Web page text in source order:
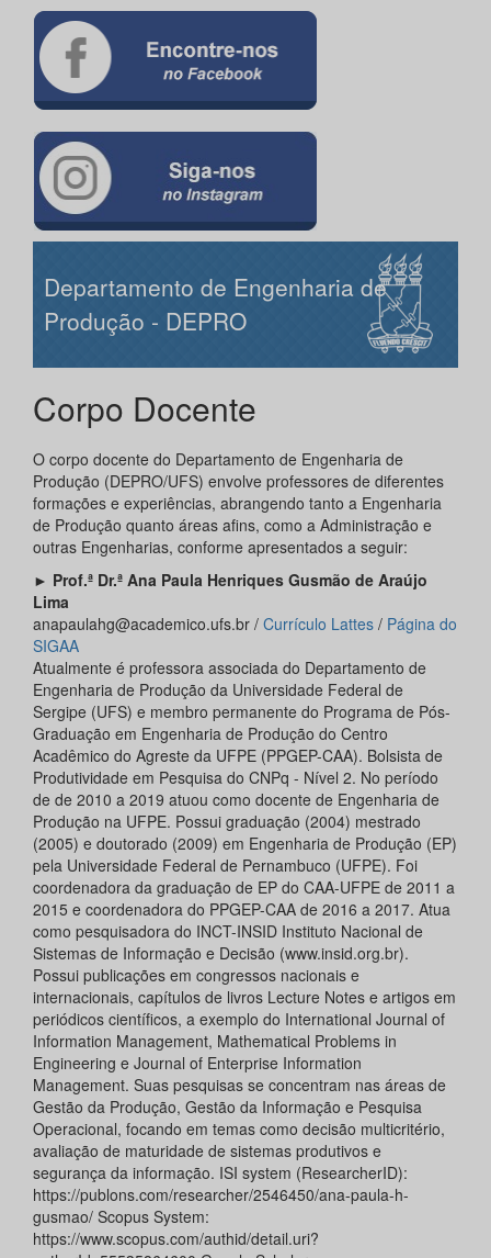
Departamento de Engenharia de
Produção - DEPRO
Corpo Docente
O corpo docente do Departamento de Engenharia de
Produção (DEPRO/UFS) envolve professores de diferentes
formações e experiências, abrangendo tanto a Engenharia
de Produção quanto áreas afins, como a Administração e
outras Engenharias, conforme apresentados a seguir:
► Prof.ª Dr.ª Ana Paula Henriques Gusmão de Araújo
Lima
anapaulahg@academico.ufs.br / Currículo Lattes / Página do
SIGAA
Atualmente é professora associada do Departamento de
Engenharia de Produção da Universidade Federal de
Sergipe (UFS) e membro permanente do Programa de Pós-
Graduação em Engenharia de Produção do Centro
Acadêmico do Agreste da UFPE (PPGEP-CAA). Bolsista de
Produtividade em Pesquisa do CNPq - Nível 2. No período
de de 2010 a 2019 atuou como docente de Engenharia de
Produção na UFPE. Possui graduação (2004) mestrado
(2005) e doutorado (2009) em Engenharia de Produção (EP)
pela Universidade Federal de Pernambuco (UFPE). Foi
coordenadora da graduação de EP do CAA-UFPE de 2011 a
2015 e coordenadora do PPGEP-CAA de 2016 a 2017. Atua
como pesquisadora do INCT-INSID Instituto Nacional de
Sistemas de Informação e Decisão (www.insid.org.br).
Possui publicações em congressos nacionais e
internacionais, capítulos de livros Lecture Notes e artigos em
periódicos científicos, a exemplo do International Journal of
Information Management, Mathematical Problems in
Engineering e Journal of Enterprise Information
Management. Suas pesquisas se concentram nas áreas de
Gestão da Produção, Gestão da Informação e Pesquisa
Operacional, focando em temas como decisão multicritério,
avaliação de maturidade de sistemas produtivos e
segurança da informação. ISI system (ResearcherID):
https://publons.com/researcher/2546450/ana-paula-h-
gusmao/ Scopus System:
https://www.scopus.com/authid/detail.uri?